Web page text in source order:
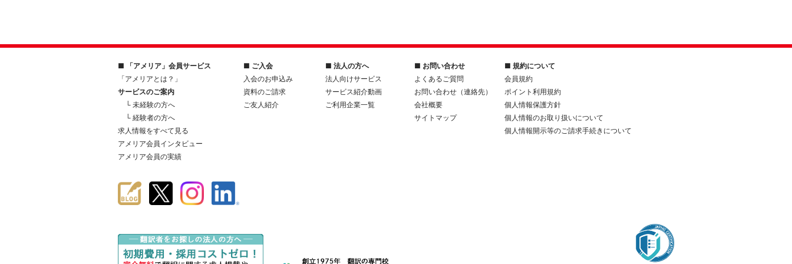
■ 「アメリア」会員サービス
「アメリアとは？」
サービスのご案内
└ 未経験の方へ
└ 経験者の方へ
求人情報をすべて見る
アメリア会員インタビュー
アメリア会員の実績
■ ご入会
入会のお申込み
資料のご請求
ご友人紹介
■ 法人の方へ
法人向けサービス
サービス紹介動画
ご利用企業一覧
■ お問い合わせ
よくあるご質問
お問い合わせ（連絡先）
会社概要
サイトマップ
■ 規約について
会員規約
ポイント利用規約
個人情報保護方針
個人情報のお取り扱いについて
個人情報開示等のご請求手続きについて